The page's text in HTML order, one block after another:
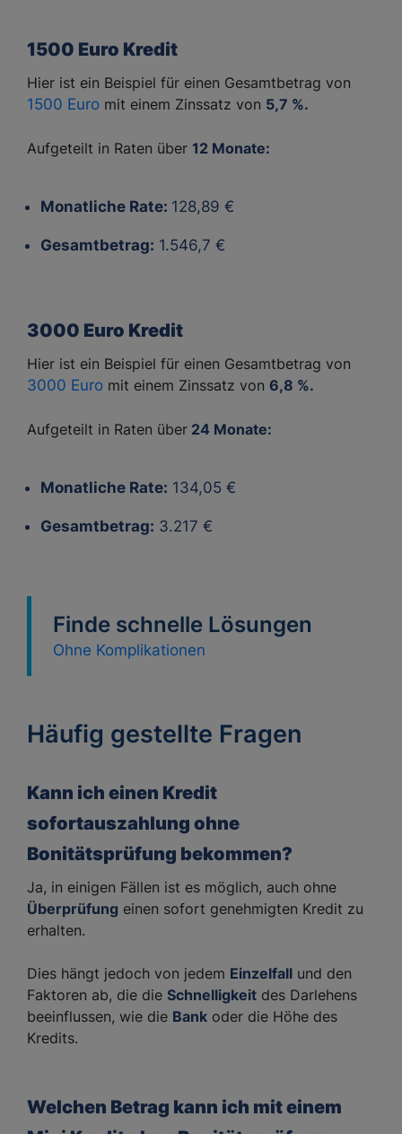
1500 Euro Kredit
Hier ist ein Beispiel für einen Gesamtbetrag von
1500 Euro mit einem Zinssatz von 5,7 %.
Aufgeteilt in Raten über 12 Monate:
Monatliche Rate: 128,89 €
Gesamtbetrag: 1.546,7 €
3000 Euro Kredit
Hier ist ein Beispiel für einen Gesamtbetrag von
3000 Euro mit einem Zinssatz von 6,8 %.
Aufgeteilt in Raten über 24 Monate:
Monatliche Rate: 134,05 €
Gesamtbetrag: 3.217 €
Finde schnelle Lösungen
Ohne Komplikationen
Häufig gestellte Fragen
Kann ich einen Kredit
sofortauszahlung ohne
Bonitätsprüfung bekommen?
Ja, in einigen Fällen ist es möglich, auch ohne
Überprüfung einen sofort genehmigten Kredit zu
erhalten.
Dies hängt jedoch von jedem Einzelfall und den
Faktoren ab, die die Schnelligkeit des Darlehens
beeinflussen, wie die Bank oder die Höhe des
Kredits.
Welchen Betrag kann ich mit einem